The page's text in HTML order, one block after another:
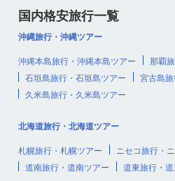
国内格安旅行一覧
沖縄旅行・沖縄ツアー
沖縄本島旅行・沖縄本島ツアー
那覇
石垣島旅行・石垣島ツアー
宮古島
久米島旅行・久米島ツアー
北海道旅行・北海道ツアー
札幌旅行・札幌ツアー
ニセコ旅行・
道南旅行・道南ツアー
道東旅行・